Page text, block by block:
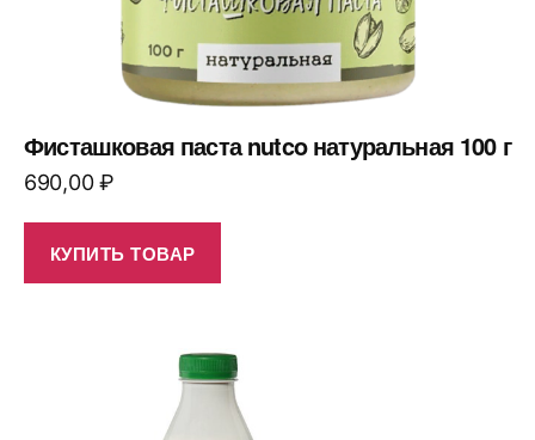
Фисташковая паста nutco натуральная 100 г
690,00₽
КУПИТЬ ТОВАР